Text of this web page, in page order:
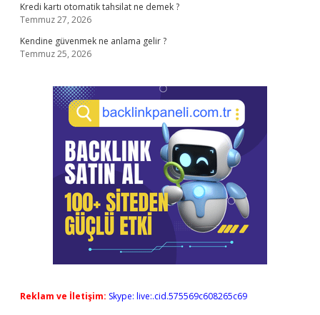
Kredi kartı otomatik tahsilat ne demek ?
Temmuz 27, 2026
Kendine güvenmek ne anlama gelir ?
Temmuz 25, 2026
Reklam ve İletişim: Skype: live:.cid.575569c608265c69